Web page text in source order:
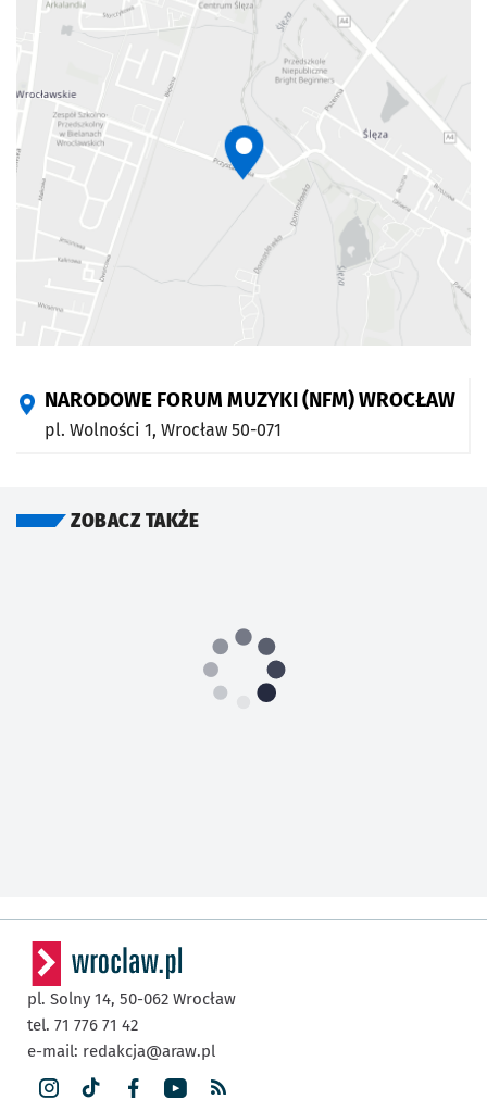
NARODOWE FORUM MUZYKI (NFM) WROCŁAW
pl. Wolności 1, Wrocław 50-071
ZOBACZ TAKŻE
pl. Solny 14, 50-062 Wrocław
tel. 71 776 71 42
e-mail: redakcja@araw.pl